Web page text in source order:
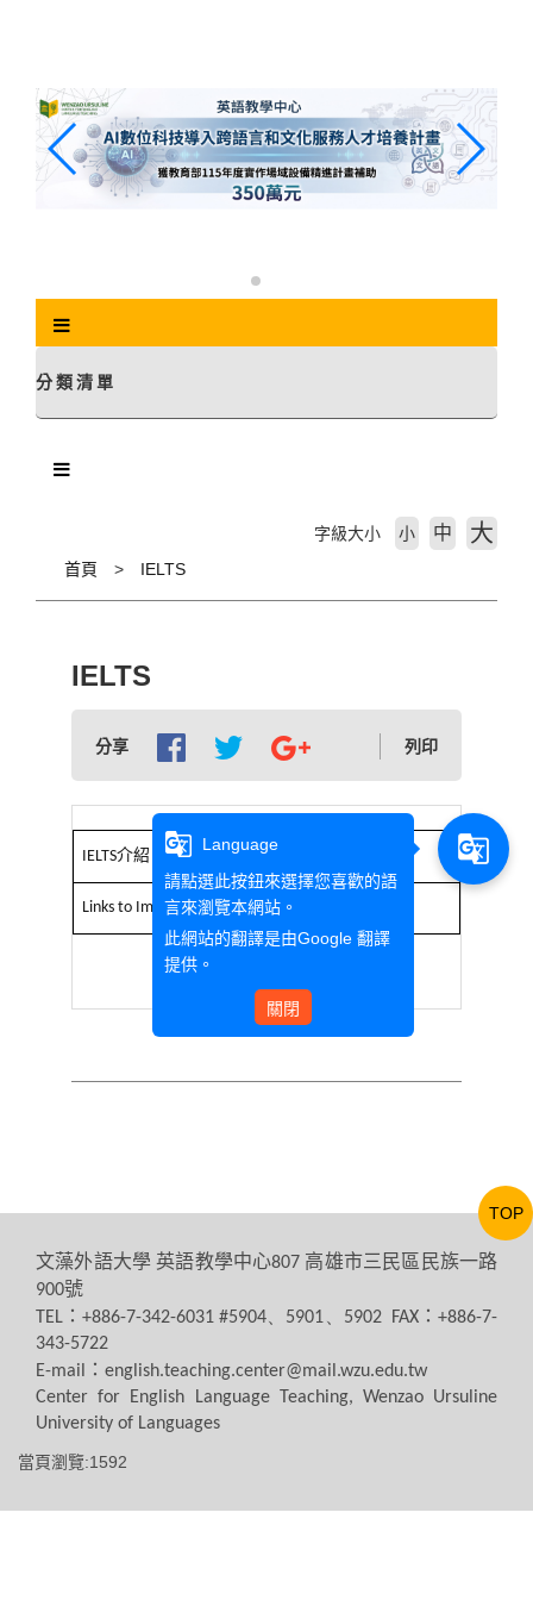
分類清單
首頁 IELTS
字級大小 小 中 大
IELTS
分享 列印
IELTS介紹
Links to Improve Your Speaking Skills: IELTS
文藻外語大學 英語教學中心807 高雄市三民區民族一路
900號
TEL ：+886-7-342-6031 #5904、5901、5902 FAX：+886-7-
343-5722
E-mail
： english.teaching.center@mail.wzu.edu.tw
Center for English Language Teaching, Wenzao Ursuline
University of Languages
當頁瀏覽:1592
TOP
g_translate
Language
請點選此按鈕來選擇您喜歡的語
言來瀏覽本網站。
此網站的翻譯是由Google 翻譯
提供。
關閉
g_translate